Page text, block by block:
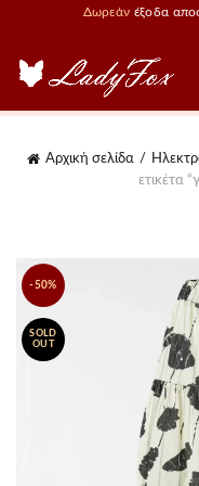
Δωρεάν έξοδα
Αρχική σελίδα
ετικέτα
-50%
SOLD
OUT